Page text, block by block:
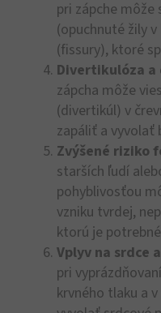
pri zápche
(opuchnuté žily
(fissury), ktoré
Divertikulóza
zápcha môže
(divertikúl) v
zapáliť a vyvolať
Zvýšené riziko
starších ľudí
pohyblivosťou
vzniku tvrdej,
ktorú je
Vplyv na srdce
pri
krvného tlaku a